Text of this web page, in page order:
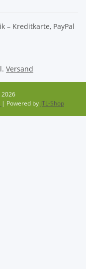
Versand
| Powered by JTL-Shop